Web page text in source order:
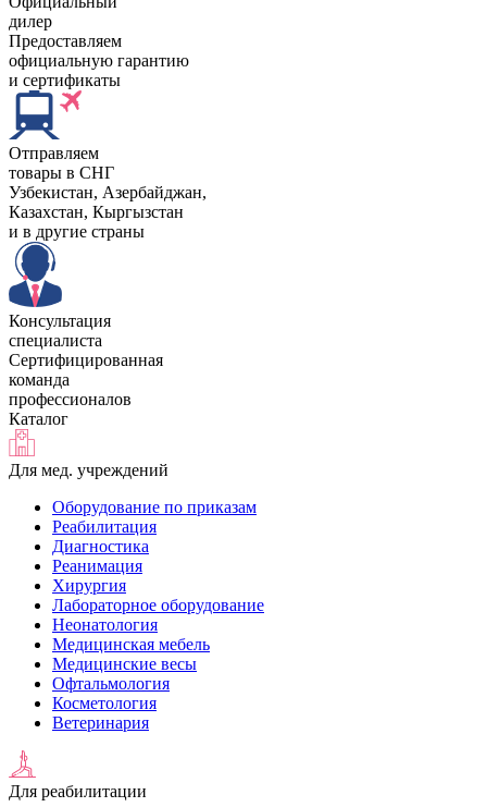
дилер
Предоставляем
официальную гарантию
и сертификаты
Отправляем
товары в СНГ
Узбекистан, Aзербайджан,
Казахстан, Кыргызстан
и в другие страны
Консультация
специалиста
Сертифицированная
команда
профессионалов
Каталог
Для мед. учреждений
Оборудование по приказам
Реабилитация
Диагностика
Реанимация
Хирургия
Лабораторное оборудование
Неонатология
Медицинская мебель
Медицинские весы
Офтальмология
Косметология
Ветеринария
Для реабилитации